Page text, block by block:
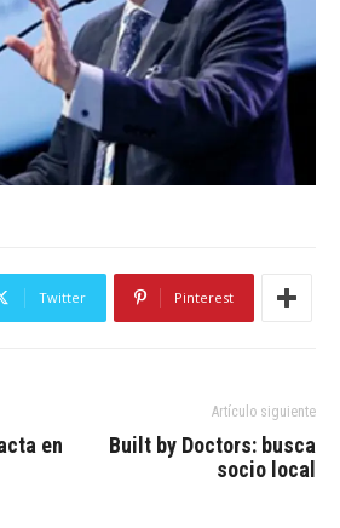
Twitter Pinterest
en
Artículo siguiente
Built by Doctors: busca
socio local